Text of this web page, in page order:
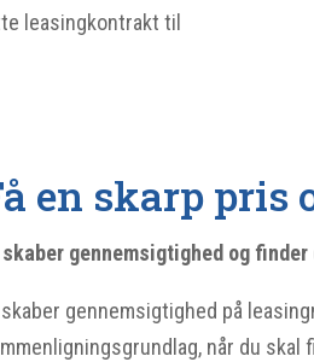
leasingkontrakt til
en skarp pris
gennemsigtighed og
gennemsigtighed på
når du